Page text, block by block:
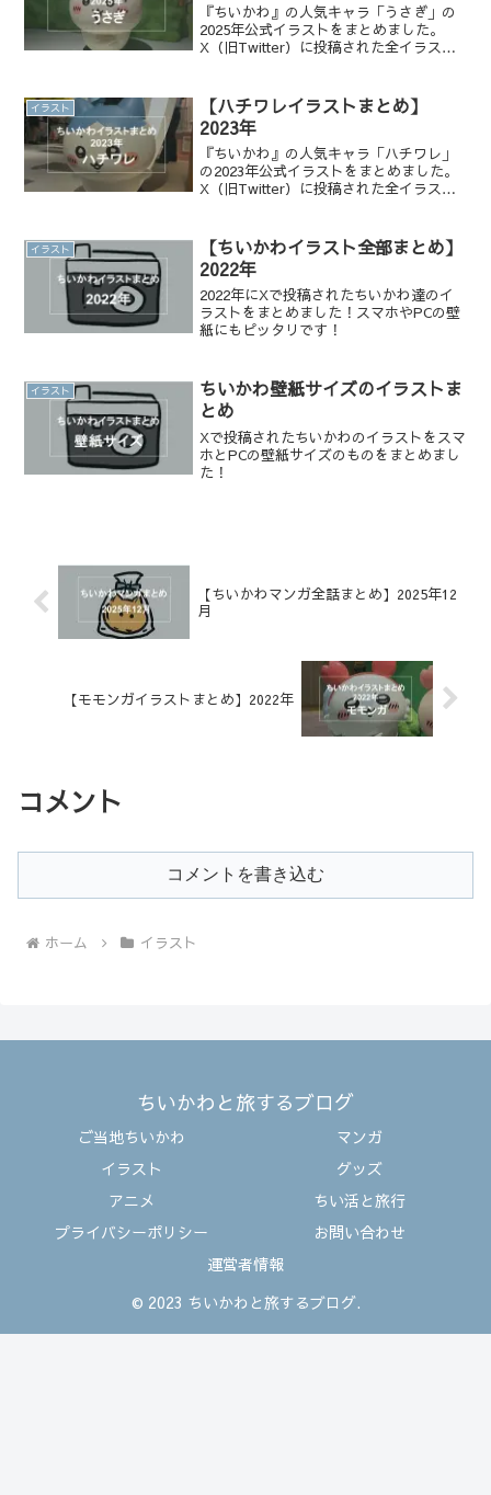
『ちいかわ』の人気キャラ「うさぎ」の
2025年公式イラストをまとめました。
X（旧Twitter）に投稿された全イラスト
す。
イラスト
【ハチワレイラストまとめ】
2023年
『ちいかわ』の人気キャラ「ハチワレ」
の2023年公式イラストをまとめました。
X（旧Twitter）に投稿された全イラスト
す。
イラスト
【ちいかわイラスト全部まとめ】
2022年
2022年にXで投稿されたちいかわ達のイ
ラストをまとめました！スマホやPCの壁
紙にもピッタリです！
イラスト
ちいかわ壁紙サイズのイラストま
とめ
Xで投稿されたちいかわのイラストをスマ
ホとPCの壁紙サイズのものをまとめまし
た！
【ちいかわマンガ全話まとめ】2025年12
月
【モモンガイラストまとめ】2022年
コメント
コメントを書き込む
ホーム イラスト
ちいかわと旅するブログ
ご当地ちいかわ
マンガ
イラスト
グッズ
アニメ
ちい活と旅行
プライバシーポリシー
お問い合わせ
運営者情報
© 2023 ちいかわと旅するブログ.